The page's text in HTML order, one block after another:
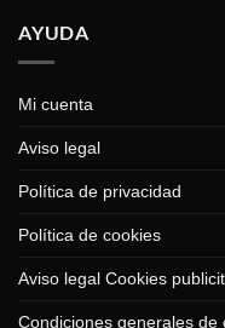
AYUDA
Mi cuenta
Aviso legal
Política de privacidad
Política de cookies
Aviso legal Cookies
Condiciones generales de